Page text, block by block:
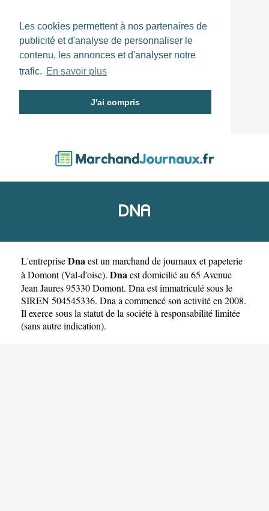
Les cookies permettent à nos partenaires de
publicité et d'analyse de personnaliser le
contenu, les annonces et d'analyser notre
trafic. En savoir plus
J'ai compris
DNA
L'entrepriseDnaest un marchand de journaux et papeterie
à Domont(Val-d'oise). Dnaest domicilié au 65 Avenue
Jean Jaures 95330 Domont. Dna est immatriculé sous le
SIREN 504545336. Dna a commencé son activité en 2008.
Il exerce sous la statut de la société à responsabilité limitée
(sans autre indication).